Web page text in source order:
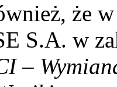
że
S.A. w
–